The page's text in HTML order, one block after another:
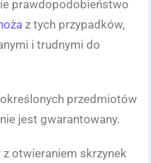
prawdopodobieństwo
z tych przypadków,
i trudnymi do
przedmiotów
jest gwarantowany.
otwieraniem skrzynek